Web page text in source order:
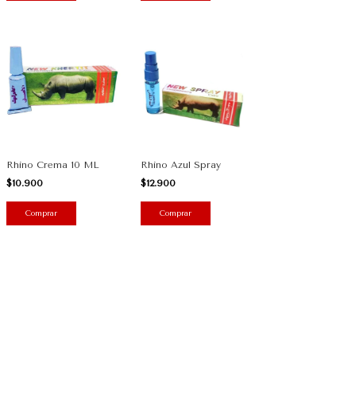
Rhino Crema 10 ML
$10.900
Rhino Azul Spray
$12.900